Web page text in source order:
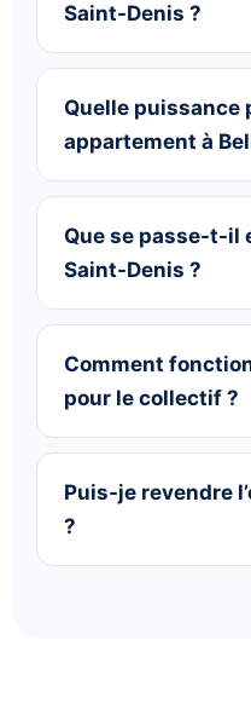
Saint-Denis ?
Quelle puissance
appartement à
Que se passe-t-il
Saint-Denis ?
Comment
pour le collectif ?
Puis-je revendre
?